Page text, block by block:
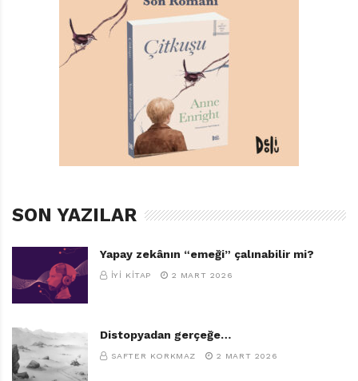
SON YAZILAR
Yapay zekânın “emeği” çalınabilir mi?
İYI KITAP 2 MART 2026
Distopyadan gerçeğe…
SAFTER KORKMAZ 2 MART 2026